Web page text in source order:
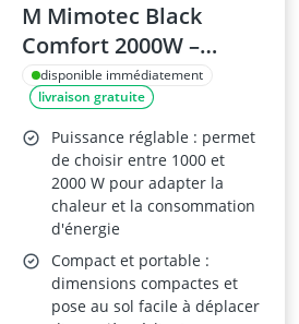
M Mimotec Black
Comfort 2000W –
Chauffage soufflant
électrique, double
puissance
1000/2000W, portable
au sol, faible bruit
disponible immédiatement
livraison gratuite
Puissance réglable : permet
de choisir entre 1000 et
2000 W pour adapter la
chaleur et la consommation
d'énergie
Compact et portable :
dimensions compactes et
pose au sol facile à déplacer